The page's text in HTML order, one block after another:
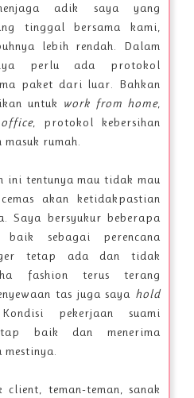
adik saya yang
tinggal bersama kami,
lebih rendah. Dalam
perlu ada protokol
paket dari luar. Bahkan
untuk work from home,
, protokol kebersihan
rumah.
ini tentunya mau tidak mau
akan ketidakpastian
Saya bersyukur beberapa
sebagai perencana
tetap ada dan tidak
fashion terus terang
tas juga saya hold
pekerjaan suami
baik dan menerima
mestinya.
teman-teman, sanak